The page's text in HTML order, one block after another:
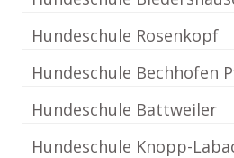
Hundeschule Rosenkopf
Hundeschule Bechhofen
Hundeschule Battweiler
Hundeschule Knopp-